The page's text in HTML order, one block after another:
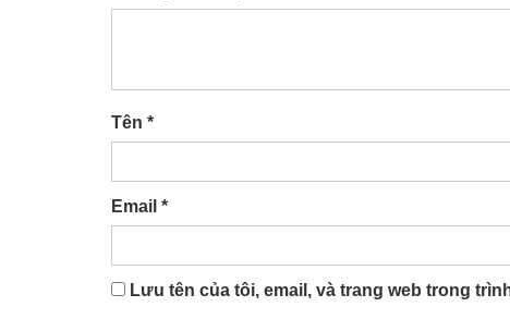
Tên *
Email *
Lưu tên của tôi, email, và trang web trong